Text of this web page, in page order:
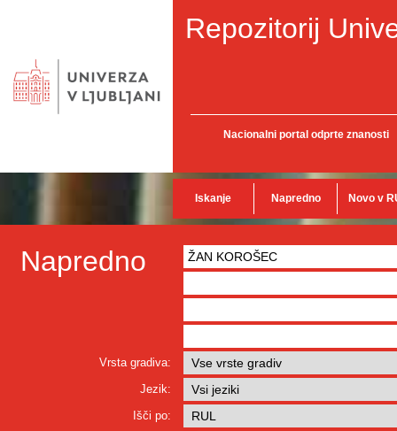
Repozitorij
Nacionalni portal odprte znanosti
Iskanje Napredno Novo v
Napredno
Vrsta gradiva:
Jezik:
Išči po: